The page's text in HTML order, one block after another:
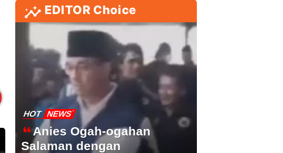
EDITOR Choice
HOT NEWS
Anies Ogah-ogahan
Salaman dengan